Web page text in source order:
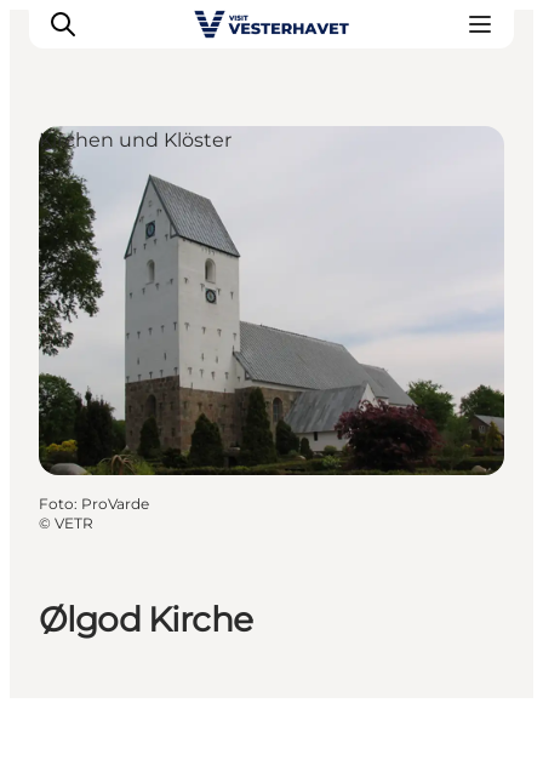
Events
Erlebnisse
Unsere Städte
Essen & Übernachtung
Tickets kaufen
Plane deine Reise
Ølgod Kirche
Kirchen und Klöster
Foto: ProVarde
© VETR